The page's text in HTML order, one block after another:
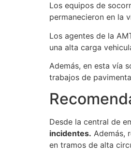
Los equipos de
permanecieron en la
Los agentes de la
una alta carga
Además, en esta vía
trabajos de
Desde la central de
incidentes. Además,
en tramos de alta